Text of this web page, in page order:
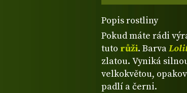
Popis rostliny
Pokud máte rádi
tuto růži. Barva
zlatou. Vyniká
velkokvětou,
padlí a černi.